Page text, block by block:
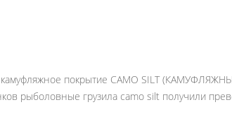
покрытие CAMO SILT
рыболовные грузила camo silt получили